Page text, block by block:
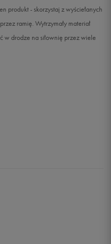
produkt - skorzystaj z wyściełanych
ramię. Wytrzymały materiał
w drodze na siłownię przez wiele